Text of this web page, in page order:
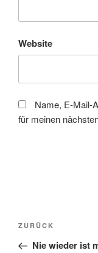
Website
Name, E-Mail-
für meinen
Vorheriger
Beitrag
ZURÜCK
Nie wieder ist